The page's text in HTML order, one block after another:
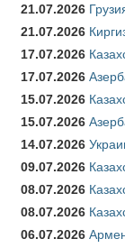
21.07.2026
21.07.2026
17.07.2026
17.07.2026
15.07.2026
15.07.2026
14.07.2026
09.07.2026
08.07.2026
08.07.2026
06.07.2026